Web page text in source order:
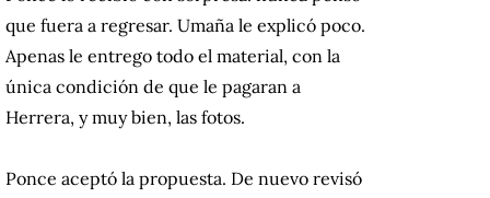
que fuera a regresar. Umaña le explicó poco.
Apenas le entrego todo el material, con la
única condición de que le pagaran a
Herrera, y muy bien, las fotos.
Ponce aceptó la propuesta. De nuevo revisó